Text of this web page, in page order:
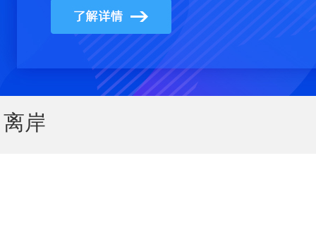
离岸